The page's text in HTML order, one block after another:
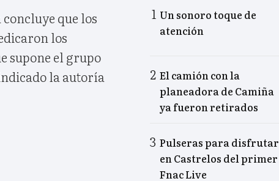
que los
los
supone el grupo
la autoría
Un sonoro toque de
atención
El camión con la
planeadora de Camiña
ya fueron retirados
Pulseras para disfrutar
en Castrelos del primer
Fnac Live